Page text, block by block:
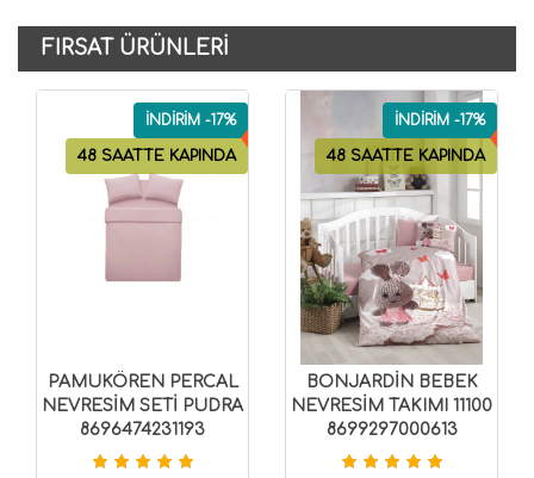
FIRSAT ÜRÜNLERI
48 SAATTE KAPINDA
İNDİRİM -17%
PAMUKÖREN PERCAL
NEVRESİM SETİ PUDRA
8696474231193
48 SAATTE KAPINDA
İNDİRİM -17%
BONJARDİN BEBEK
NEVRESİM TAKIMI 11100
8699297000613